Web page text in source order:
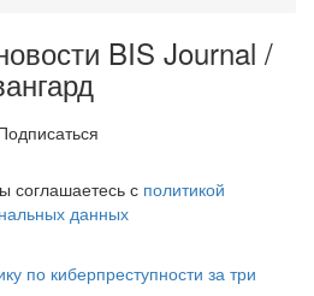
BIS Journal /
соглашаетесь с политикой
данных
по киберпреступности за три